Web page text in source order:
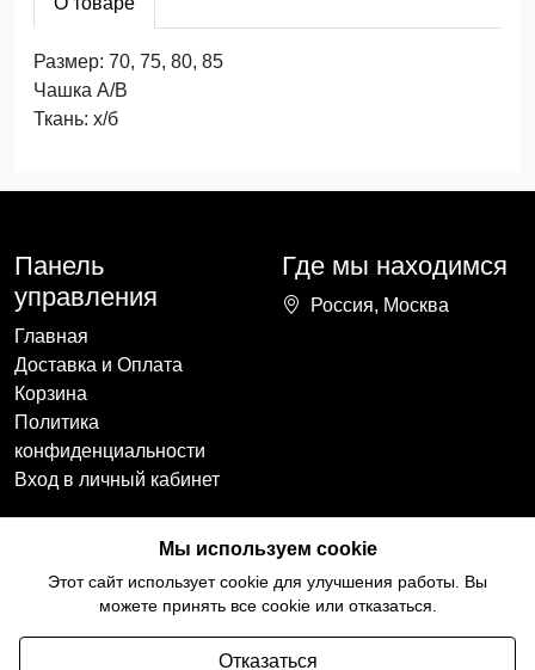
Размер: 70, 75, 80, 85
Чашка А/В
Ткань: х/б
Панель
управления
Главная
Доставка и Оплата
Корзина
Политика
конфиденциальности
Вход в личный кабинет
Где мы находимся
Россия, Москва
Наши контакты
ccozy@yandex.ru
Мы в социальных
сетях
Мы используем cookie
Этот сайт использует cookie для улучшения работы. Вы
можете принять все cookie или отказаться.
Отказаться